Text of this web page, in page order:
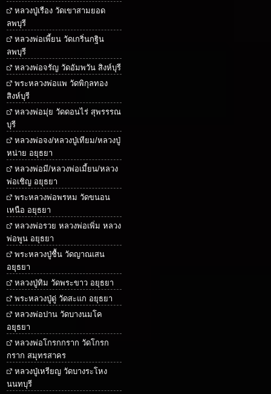
หลวงปู่เรือง วัดเขาสามยอด
ลพบุรี
หลวงพ่อเพี้ยน วัดเกริ่นกฐิน
ลพบุรี
หลวงพ่อจรัญ วัดอัมพวัน สิงห์บุรี
พระหลวงพ่อแพ วัดพิกุลทอง
สิงห์บุรี
หลวงพ่อมุ่ย วัดดอนไร่ สุพรรรณ
บุรี
หลวงพ่อจง/หลวงปู่เทียม/หลวงปู่
หน่าย อยุธยา
หลวงพ่อมี/หลวงพ่อเมี้ยน/หลวง
พ่อเชิญ อยุธยา
พระหลวงพ่อพรหม วัดขนอน
เหนือ อยุธยา
หลวงพ่อรวย หลวงพ่อเพิ่ม หลวง
พ่อพูน อยุธยา
พระหลวงปู่ชื้น วัดญาณเสน
อยุธยา
หลวงปู่ทิม วัดพระขาว อยุธยา
พระหลวงปู่ดู่ วัดสะแก อยุธยา
หลวงพ่อปาน วัดบางนมโค
อยุธยา
หลวงพ่อโกรกกราก วัดโกรก
กราก สมุทรสาคร
หลวงปู่เหรียญ วัดบางระโหง
นนทบุรี